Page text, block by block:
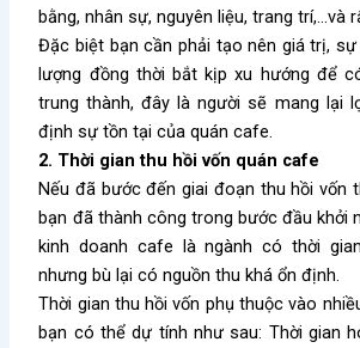
bằng, nhân sự, nguyên liệu, trang trí,…và
Đặc biệt bạn cần phải tạo nên giá trị,
lượng đồng thời bắt kịp xu hướng để
trung thành, đây là người sẽ mang lại
định sự tồn tại của quán cafe.
2. Thời gian thu hồi vốn quán cafe
Nếu đã bước đến giai đoạn thu hồi vốn
bạn đã thành công trong bước đầu khởi
kinh doanh cafe là ngành có thời
nhưng bù lại có nguồn thu khá ổn định.
Thời gian thu hồi vốn phụ thuộc vào
bạn có thể dự tính như sau: Thời gian